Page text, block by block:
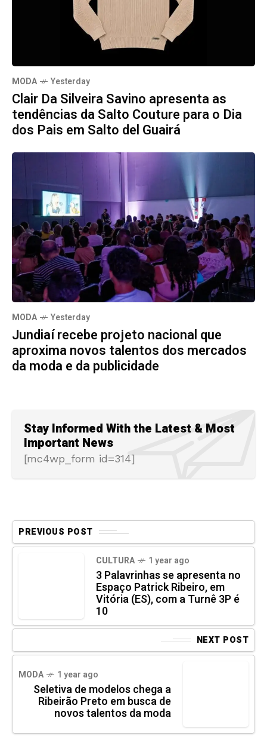
MODA Yesterday
Clair Da Silveira Savino apresenta as
tendências da Salto Couture para o Dia
dos Pais em Salto del Guairá
MODA Yesterday
Jundiaí recebe projeto nacional que
aproxima novos talentos dos mercados
da moda e da publicidade
Stay Informed With the Latest & Most
Important News
[mc4wp_form id=314]
PREVIOUS POST
CULTURA 1 year ago
3 Palavrinhas se apresenta no
Espaço Patrick Ribeiro, em
Vitória (ES), com a Turnê 3P é
10
NEXT POST
MODA 1 year ago
Seletiva de modelos chega a
Ribeirão Preto em busca de
novos talentos da moda